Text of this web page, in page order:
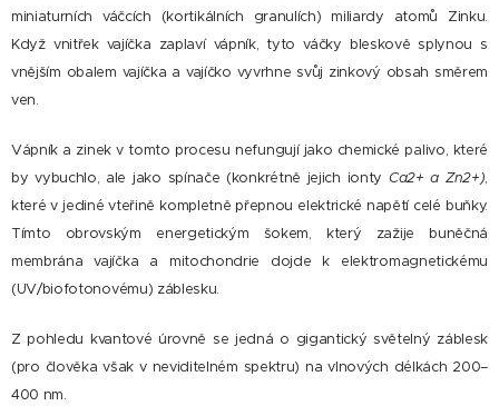
miniaturních váčcích (kortikálních granulích) miliardy atomů Zinku.
Když vnitřek vajíčka zaplaví vápník, tyto váčky bleskově splynou s
vnějším obalem vajíčka a vajíčko vyvrhne svůj zinkový obsah směrem
ven.
Vápník a zinek v tomto procesu nefungují jako chemické palivo, které
by vybuchlo, ale jako spínače (konkrétně jejich ionty Ca2+ a Zn2+),
které v jediné vteřině kompletně přepnou elektrické napětí celé buňky.
Tímto obrovským energetickým šokem, který zažije buněčná
membrána vajíčka a mitochondrie dojde k elektromagnetickému
(UV/biofotonovému) záblesku.
Z pohledu kvantové úrovně se jedná o gigantický světelný záblesk
(pro člověka však v neviditelném spektru) na vlnových délkách 200–
400 nm.